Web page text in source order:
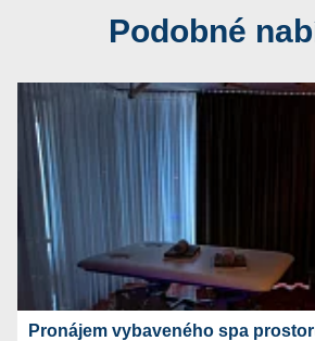
Podobné
Pronájem vybaveného spa